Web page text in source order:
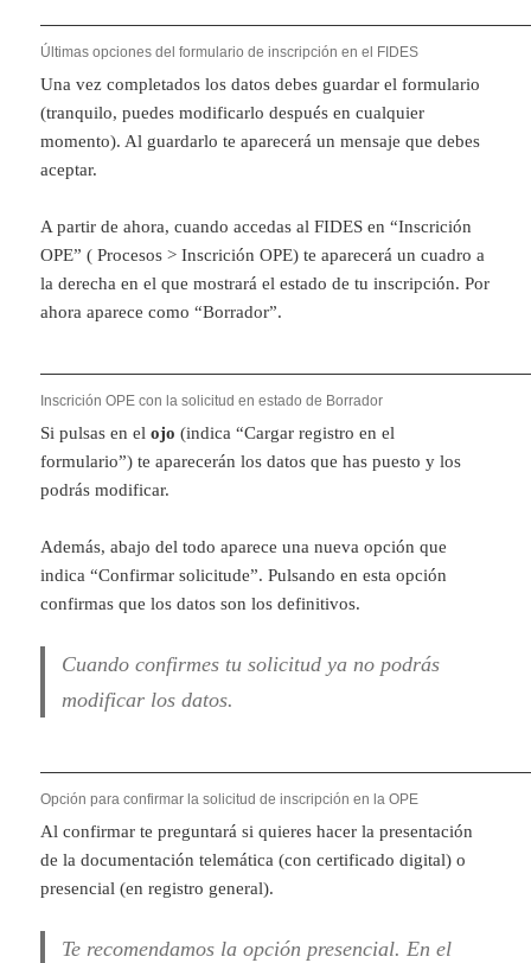
Últimas opciones del formulario de inscripción en el FIDES
Una vez completados los datos debes guardar el formulario
(tranquilo, puedes modificarlo después en cualquier
momento). Al guardarlo te aparecerá un mensaje que debes
aceptar.
A partir de ahora, cuando accedas al FIDES en “Inscrición
OPE” ( Procesos > Inscrición OPE) te aparecerá un cuadro a
la derecha en el que mostrará el estado de tu inscripción. Por
ahora aparece como “Borrador”.
Inscrición OPE con la solicitud en estado de Borrador
Si pulsas en elojo (indica “Cargar registro en el
formulario”) te aparecerán los datos que has puesto y los
podrás modificar.
Además, abajo del todo aparece una nueva opción que
indica “Confirmar solicitude”. Pulsando en esta opción
confirmas que los datos son los definitivos.
Cuando confirmes tu solicitud ya no podrás
modificar los datos.
Opción para confirmar la solicitud de inscripción en la OPE
Al confirmar te preguntará si quieres hacer la presentación
de la documentación telemática (con certificado digital) o
presencial (en registro general).
Te recomendamos la opción presencial. En el